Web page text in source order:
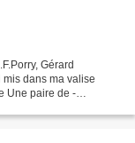
Gérard
dans ma valise
paire de -